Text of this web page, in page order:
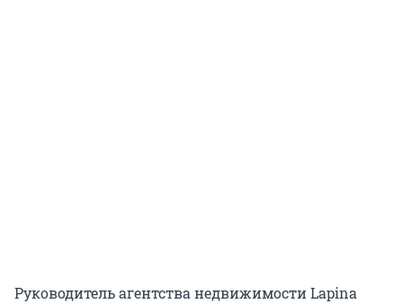
Руководитель агентства недвижимости Lapina